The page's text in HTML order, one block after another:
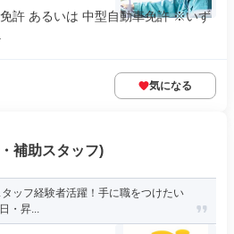
許 あるいは 中型自動車免許 ※いず
気になる
補助スタッフ)
ッフ経験者活躍！手に職をつけたい
・昇...